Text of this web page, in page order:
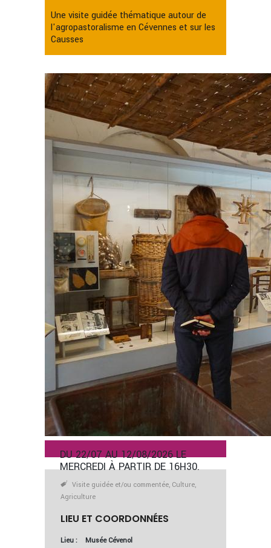
Une visite guidée thématique autour de
l'agropastoralisme en Cévennes et sur les
Causses
DU 22/07 AU 12/08/2026 LE
MERCREDI À PARTIR DE 16H30.
Visite guidée et/ou commentée, Culture,
Agriculture
LIEU ET COORDONNÉES
Lieu :
Musée Cévenol